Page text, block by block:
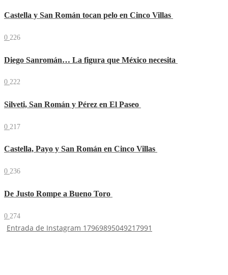
Castella y San Román tocan pelo en Cinco Villas
0 226
Diego Sanromán… La figura que México necesita
0 222
Silveti, San Román y Pérez en El Paseo
0 217
Castella, Payo y San Román en Cinco Villas
0 236
De Justo Rompe a Bueno Toro
0 274
Entrada de Instagram 17969895049217991